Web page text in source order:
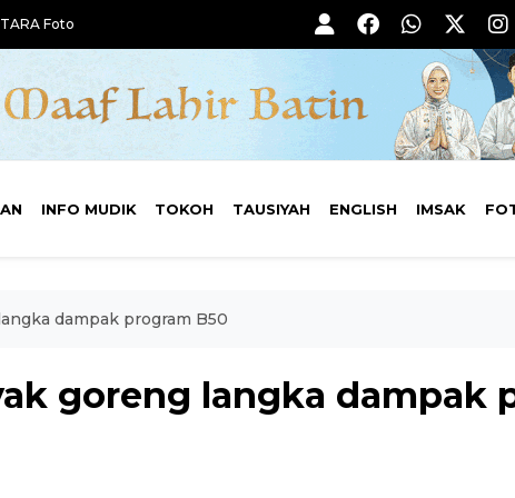
Foto
INFO MUDIK TOKOH TAUSIYAH ENGLISH IMSAK
dampak program B50
goreng langka dampak